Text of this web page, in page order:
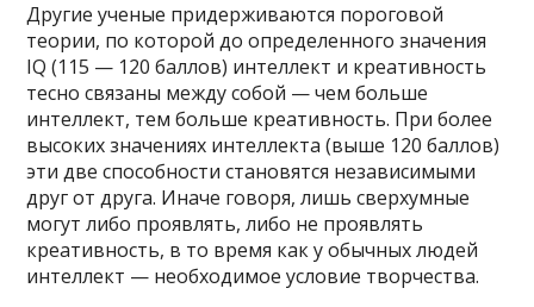
Другие ученые придерживаются пороговой
теории, по которой до определенного значения
IQ (115 — 120 баллов) интеллект и креативность
тесно связаны между собой — чем больше
интеллект, тем больше креативность. При более
высоких значениях интеллекта (выше 120 баллов)
эти две способности становятся независимыми
друг от друга. Иначе говоря, лишь сверхумные
могут либо проявлять, либо не проявлять
креативность, в то время как у обычных людей
интеллект — необходимое условие творчества.